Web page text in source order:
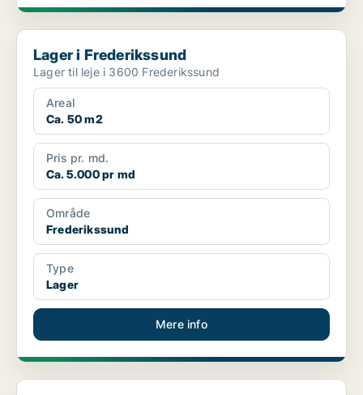
Lager i Frederikssund
Lager i Frederikssund
Lager til leje i 3600 Frederikssund
Areal
Ca. 50 m2
Pris pr. md.
Ca. 5.000 pr md
Område
Frederikssund
Type
Lager
Mere info
Lager i Frederikssund